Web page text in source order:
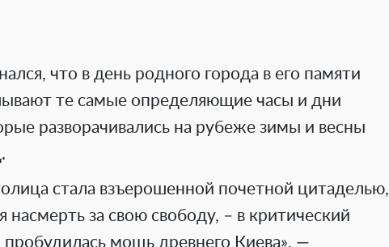
что в день родного города в его памяти
те самые определяющие часы и дни
разворачивались на рубеже зимы и весны
стала взъерошенной почетной цитаделью,
насмерть за свою свободу, – в критический
мощь древнего Киева», —